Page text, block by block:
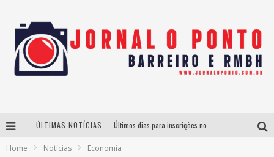
ÚLTIMAS NOTÍCIAS
Home Notícias Economia